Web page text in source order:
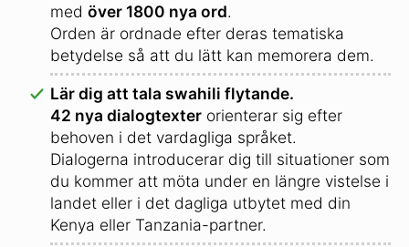
med över 1800 nya ord.
Orden är ordnade efter deras tematiska
betydelse så att du lätt kan memorera dem.
Lär dig att tala swahili flytande.
42 nya dialogtexter orienterar sig efter
behoven i det vardagliga språket.
Dialogerna introducerar dig till situationer som
du kommer att möta under en längre vistelse i
landet eller i det dagliga utbytet med din
Kenya eller Tanzania-partner.